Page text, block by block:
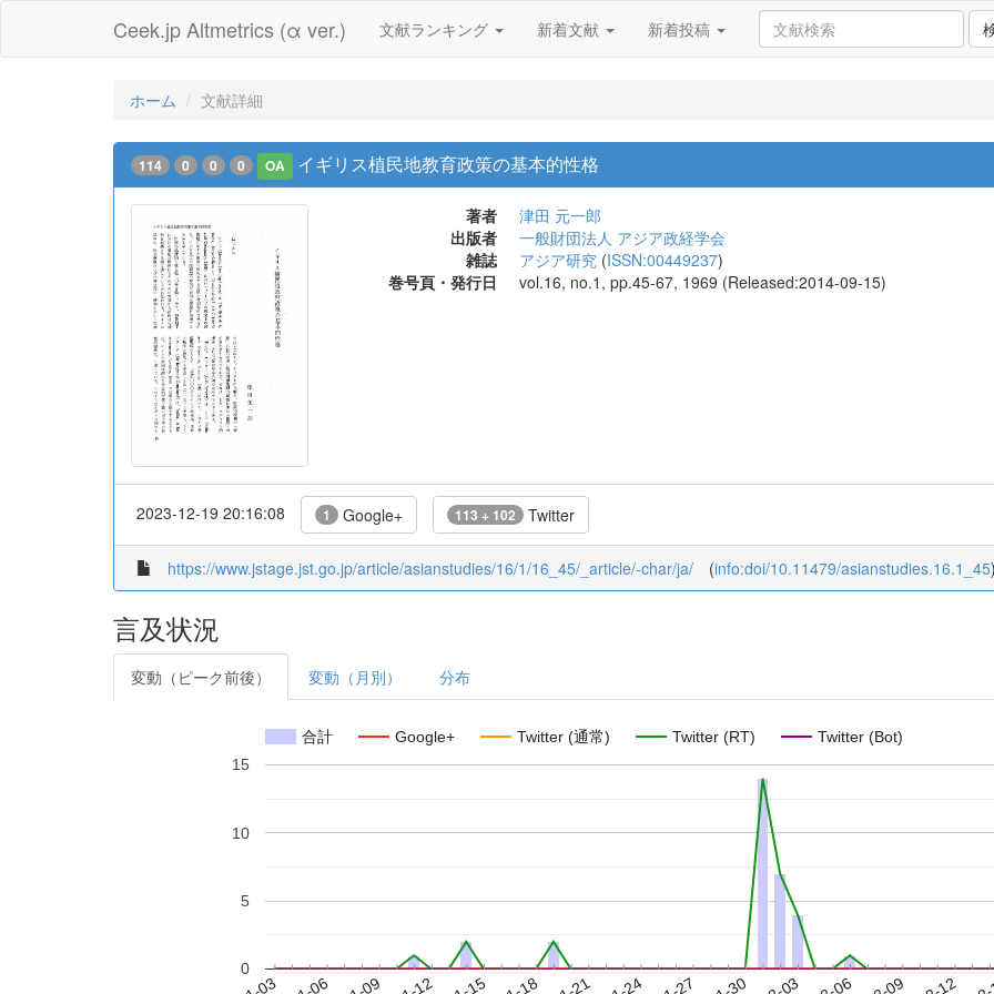
Ceek.jp Altmetrics (α ver.) 文献ランキング 新着文献 新着投稿
ホーム 文献詳細
114 0 0 0 OA イギリス植民地教育政策の基本的性格
著者
津田 元一郎
出版者
一般財団法人 アジア政経学会
雑誌
アジア研究 (ISSN:00449237)
巻号頁・発行日
vol.16, no.1, pp.45-67, 1969 (Released:2014-09-15)
2023-12-19 20:16:08 1 Google+ 113 + 102 Twitter
https://www.jstage.jst.go.jp/article/asianstudies/16/1/16_45/_article/-char/ja/ (info:doi/10.11479/asianstudies.16.1_45
言及状況
変動（ピーク前後） 変動（月別） 分布
合計 Google+ Twitter (通常) Twitter (RT) Twitter (Bot)
0
5
10
15